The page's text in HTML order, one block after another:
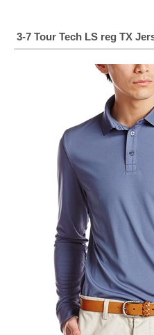
3-7 Tour Tech LS reg TX